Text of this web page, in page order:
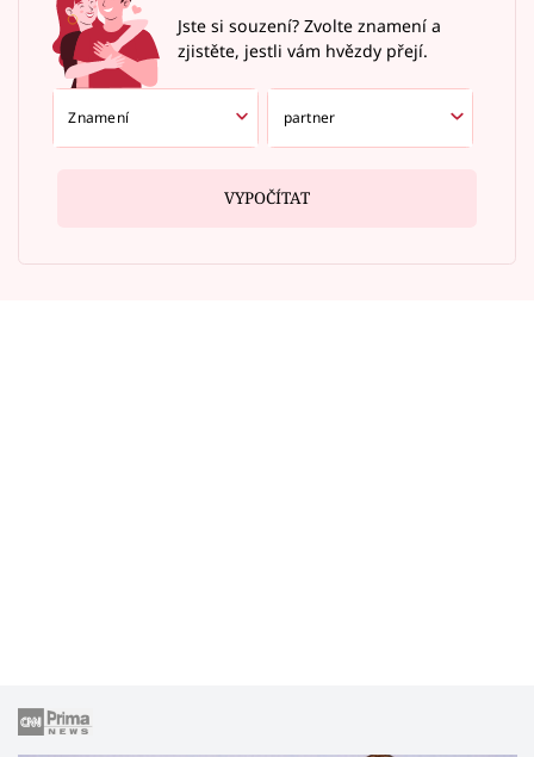
Jste si souzení? Zvolte znamení a
zjistěte, jestli vám hvězdy přejí.
VYPOČÍTAT